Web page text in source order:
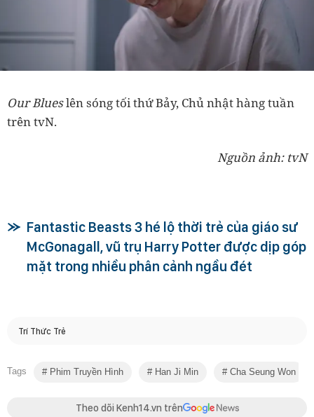
Our Blueslên sóng tối thứ Bảy, Chủ nhật hàng tuần
trên tvN.
Nguồn ảnh: tvN
Fantastic Beasts 3 hé lộ thời trẻ của giáo sư
McGonagall, vũ trụ Harry Potter được dịp góp
mặt trong nhiều phân cảnh ngầu đét
Trí Thức Trẻ
Tags Phim Truyền Hình Han Ji Min Cha Seung Won
Theo dõi Kenh14.vn trên